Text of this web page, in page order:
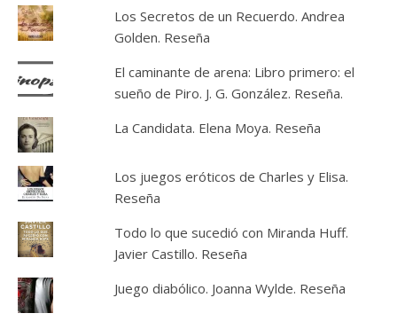
Los Secretos de un Recuerdo. Andrea
Golden. Reseña
El caminante de arena: Libro primero: el
sueño de Piro. J. G. González. Reseña.
La Candidata. Elena Moya. Reseña
Los juegos eróticos de Charles y Elisa.
Reseña
Todo lo que sucedió con Miranda Huff.
Javier Castillo. Reseña
Juego diabólico. Joanna Wylde. Reseña